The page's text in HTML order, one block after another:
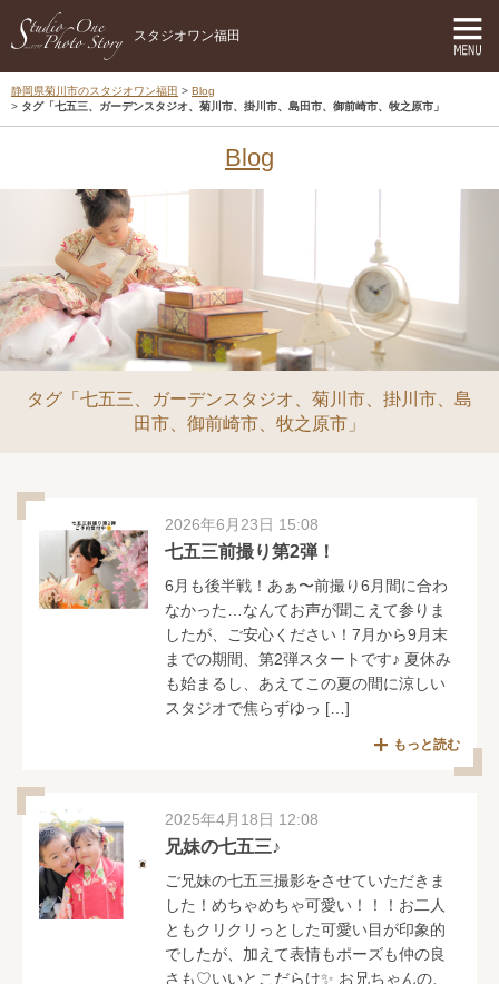
スタジオワン福田
静岡県菊川市のスタジオワン福田
Blog
タグ「七五三、ガーデンスタジオ、菊川市、掛川市、島田市、御前崎市、牧之原市」
Blog
タグ「七五三、ガーデンスタジオ、菊川市、掛川市、島
田市、御前崎市、牧之原市」
2026年6月23日 15:08
七五三前撮り第2弾！
6月も後半戦！あぁ〜前撮り6月間に合わ
なかった…なんてお声が聞こえて参りま
したが、ご安心ください！7月から9月末
までの期間、第2弾スタートです♪ 夏休み
も始まるし、あえてこの夏の間に涼しい
スタジオで焦らずゆっ […]
もっと読む
2025年4月18日 12:08
兄妹の七五三♪
ご兄妹の七五三撮影をさせていただきま
した！めちゃめちゃ可愛い！！！お二人
ともクリクリっとした可愛い目が印象的
でしたが、加えて表情もポーズも仲の良
さも♡いいとこだらけ✨ お兄ちゃんの、